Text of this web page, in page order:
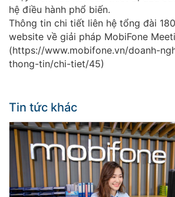
hệ điều hành phổ biến.
Thông tin chi tiết liên hệ tổng đài
website về giải pháp MobiFone
(https://www.mobifone.vn/doanh-
thong-tin/chi-tiet/45)
Tin tức khác